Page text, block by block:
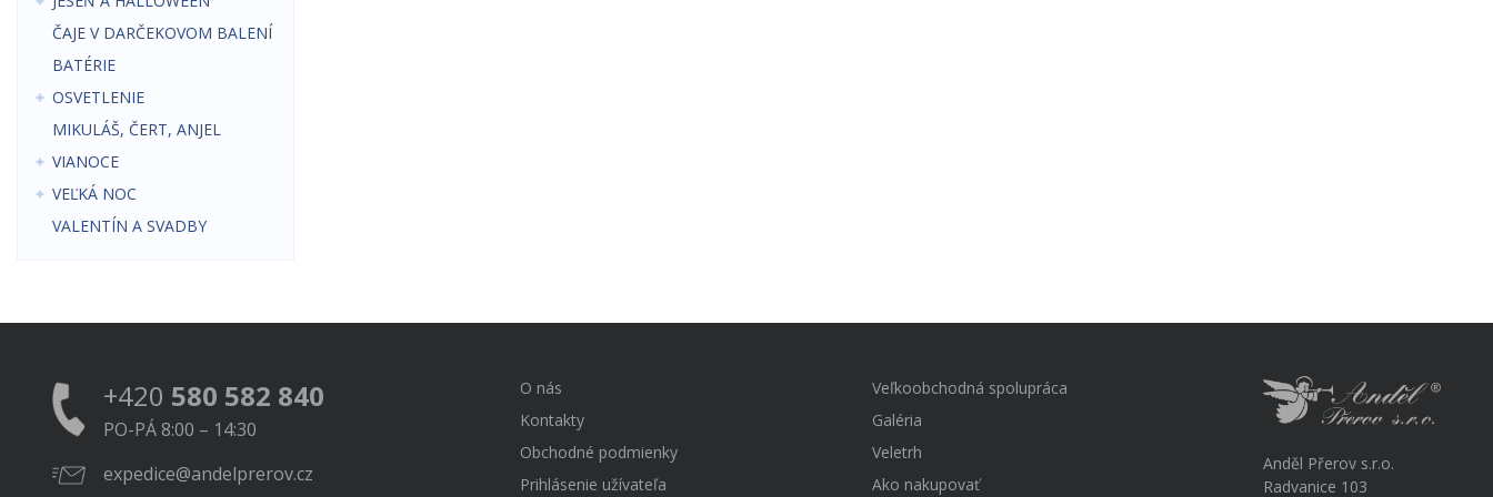
ČAJE V DARČEKOVOM BALENÍ
BATÉRIE
OSVETLENIE
MIKULÁŠ, ČERT, ANJEL
VIANOCE
VEĽKÁ NOC
VALENTÍN A SVADBY
+420 580 582 840
PO-PÁ 8:00 – 14:30
expedice@andelprerov.cz
O nás
Kontakty
Obchodné podmienky
Prihlásenie užívateľa
Veľkoobchodná spolupráca
Galéria
Veletrh
Ako nakupovať
Anděl Přerov s.r.o.
Radvanice 103